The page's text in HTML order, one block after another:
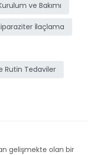
ve Bakımı
İlaçlama
Rutin Tedaviler
gelişmekte olan bir